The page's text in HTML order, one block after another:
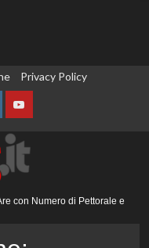
Privacy Policy
YouTube
con Numero di Pettorale e